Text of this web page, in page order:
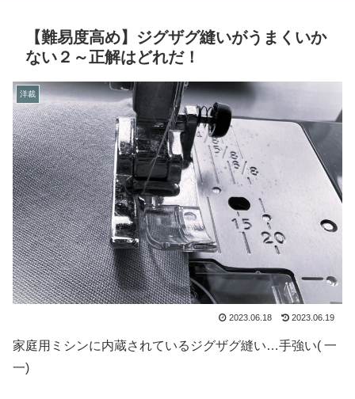
【難易度高め】ジグザグ縫いがうまくいか
ない２～正解はどれだ！
洋裁
2023.06.18 2023.06.19
家庭用ミシンに内蔵されているジグザグ縫い…手強い( 一
一)